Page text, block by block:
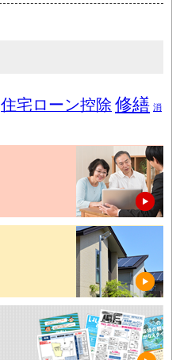
住宅ローン控除 修繕 消